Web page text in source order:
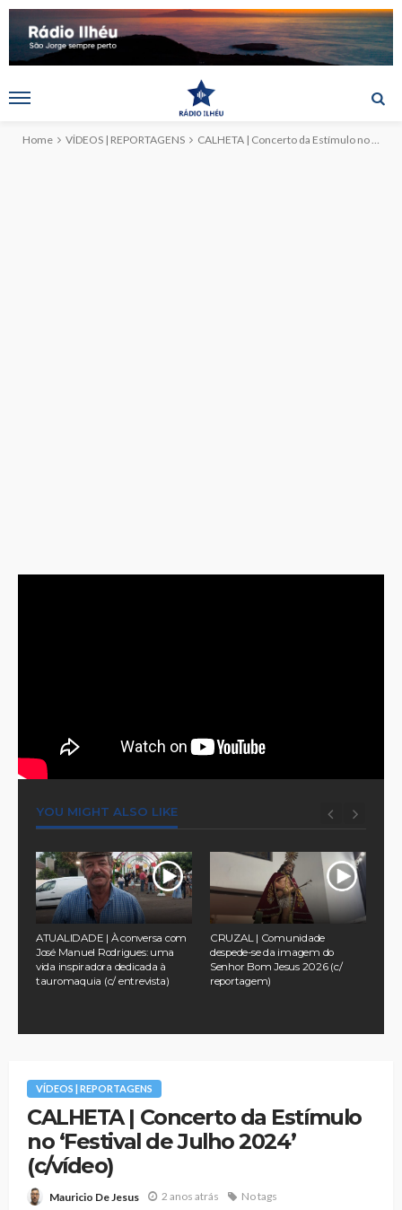
Home VÍDEOS | REPORTAGENS CALHETA | Concerto da Estímulo no ‘Festival de Julho 2024’ (c/vídeo)
YOU MIGHT ALSO LIKE
ATUALIDADE | À conversa com
José Manuel Rodrigues: uma
vida inspiradora dedicada à
tauromaquia (c/ entrevista)
CRUZAL | Comunidade
despede-se da imagem do
Senhor Bom Jesus 2026 (c/
reportagem)
VÍDEOS | REPORTAGENS
CALHETA | Concerto da Estímulo
no ‘Festival de Julho 2024’
(c/vídeo)
Mauricio De Jesus 2 anos atrás No tags